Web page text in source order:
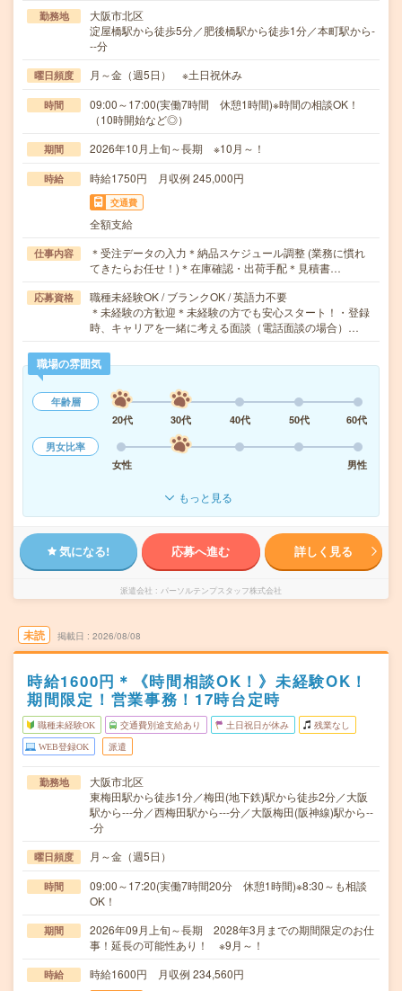
勤務地
大阪市北区
淀屋橋駅から徒歩5分／肥後橋駅から徒歩1分／本町駅から-
--分
曜日頻度 月～金（週5日） ※土日祝休み
時間
09:00～17:00(実働7時間 休憩1時間)※時間の相談OK！
（10時開始など◎）
期間 2026年10月上旬～長期 ※10月～！
時給 時給1750円 月収例 245,000円
交通費
全額支給
仕事内容
＊受注データの入力＊納品スケジュール調整 (業務に慣れ
てきたらお任せ！)＊在庫確認・出荷手配＊見積書…
応募資格
職種未経験OK / ブランクOK / 英語力不要
＊未経験の方歓迎＊未経験の方でも安心スタート！・登録
時、キャリアを一緒に考える面談（電話面談の場合）…
職場の雰囲気
年齢層
20代
30代 40代 50代
60代
男女比率
女性
男性
もっと見る
気になる! 応募へ進む 詳しく見る
派遣会社 パーソルテンプスタッフ株式会社
未読 掲載日 2026/08/08
時給1600円＊《時間相談OK！》未経験OK！
期間限定！営業事務！17時台定時
職種未経験OK 交通費別途支給あり 土日祝日が休み 残業なし
WEB登録OK 派遣
勤務地
大阪市北区
東梅田駅から徒歩1分／梅田(地下鉄)駅から徒歩2分／大阪
駅から---分／西梅田駅から---分／大阪梅田(阪神線)駅から--
-分
曜日頻度 月～金（週5日）
時間
09:00～17:20(実働7時間20分 休憩1時間)※8:30～も相談
OK！
期間
2026年09月上旬～長期 2028年3月までの期間限定のお仕
事！延長の可能性あり！ ※9月～！
時給 時給1600円 月収例 234,560円